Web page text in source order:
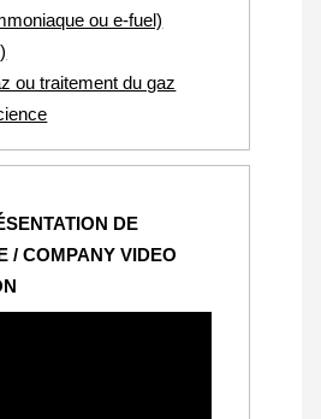
ou e-fuel)
ou traitement du gaz
DE
/ COMPANY VIDEO